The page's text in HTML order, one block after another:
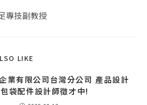
專技副教授
LIKE
業有限公司台灣分公司 產品設計
袋配件設計師徵才中!